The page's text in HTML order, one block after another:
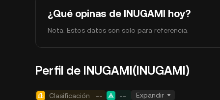
¿Qué opinas de INUGAMI hoy?
Nota: Estos datos son solo para referencia.
Perfil de INUGAMI(INUGAMI)
Clasificación -- -- Expandir